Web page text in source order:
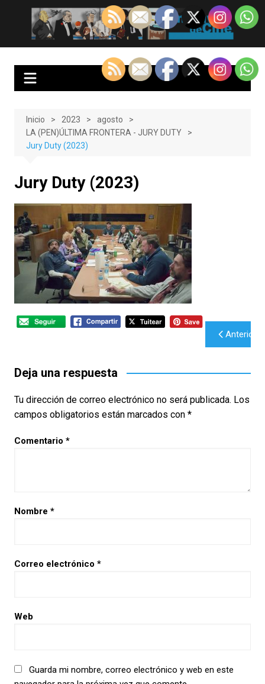
contenido
EnClave de Cine
Crítica cinematográfica y audiovisual. Punto de encuentro para los
Inicio 2023
agosto
LA (PEN)ÚLTIMA FRONTERA - JURY DUTY
Jury Duty (2023)
Jury Duty (2023)
Navegación
entradas
Anterior
Deja una respuesta
Tu dirección de correo electrónico no será publicada. Los
campos obligatorios están marcados con *
Comentario *
Nombre *
Correo electrónico *
Web
Guarda mi nombre, correo electrónico y web en este